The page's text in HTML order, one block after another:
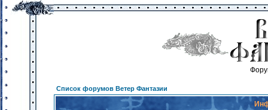
Список форумов Ветер Фантазии